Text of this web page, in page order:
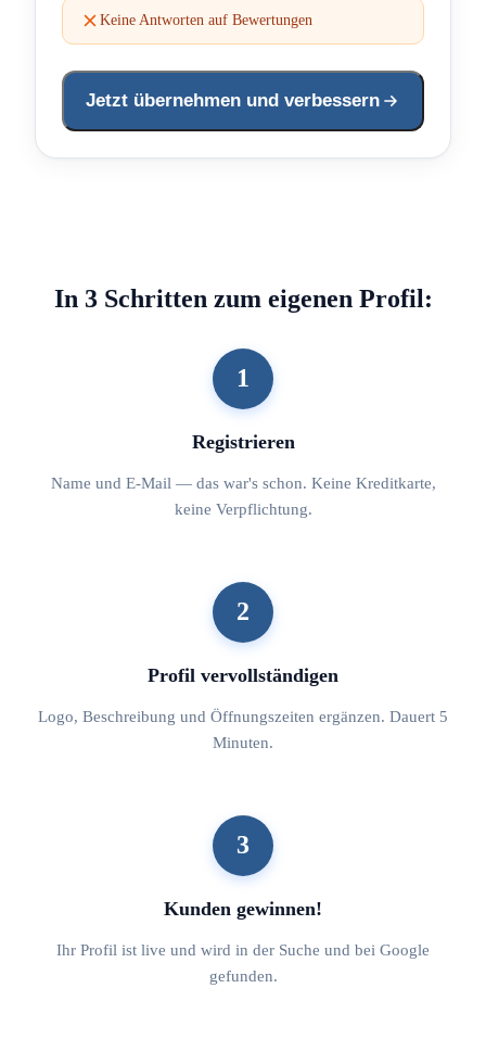
Keine Antworten auf Bewertungen
Jetzt übernehmen und verbessern
In 3 Schritten zum eigenen Profil:
1
Registrieren
Name und E-Mail — das war's schon. Keine Kreditkarte,
keine Verpflichtung.
2
Profil vervollständigen
Logo, Beschreibung und Öffnungszeiten ergänzen. Dauert 5
Minuten.
3
Kunden gewinnen!
Ihr Profil ist live und wird in der Suche und bei Google
gefunden.